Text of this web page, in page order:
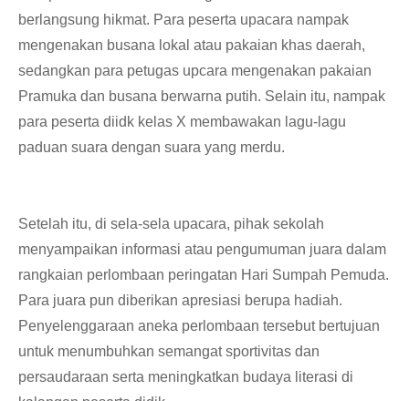
berlangsung hikmat. Para peserta upacara nampak
mengenakan busana lokal atau pakaian khas daerah,
sedangkan para petugas upcara mengenakan pakaian
Pramuka dan busana berwarna putih. Selain itu, nampak
para peserta diidk kelas X membawakan lagu-lagu
paduan suara dengan suara yang merdu.
Setelah itu, di sela-sela upacara, pihak sekolah
menyampaikan informasi atau pengumuman juara dalam
rangkaian perlombaan peringatan Hari Sumpah Pemuda.
Para juara pun diberikan apresiasi berupa hadiah.
Penyelenggaraan aneka perlombaan tersebut bertujuan
untuk menumbuhkan semangat sportivitas dan
persaudaraan serta meningkatkan budaya literasi di